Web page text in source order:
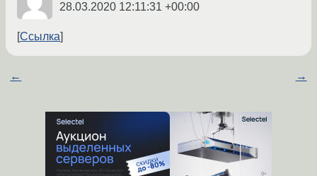
28.03.2020 12:11:31 +00:00
Ссылка
← →